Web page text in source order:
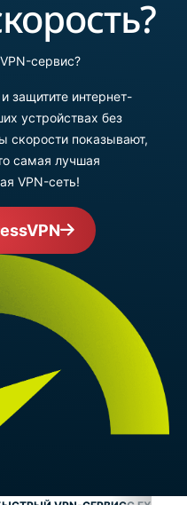
сервис?
защитите интернет-
устройствах без
скорости показывают,
самая лучшая
VPN-сеть!